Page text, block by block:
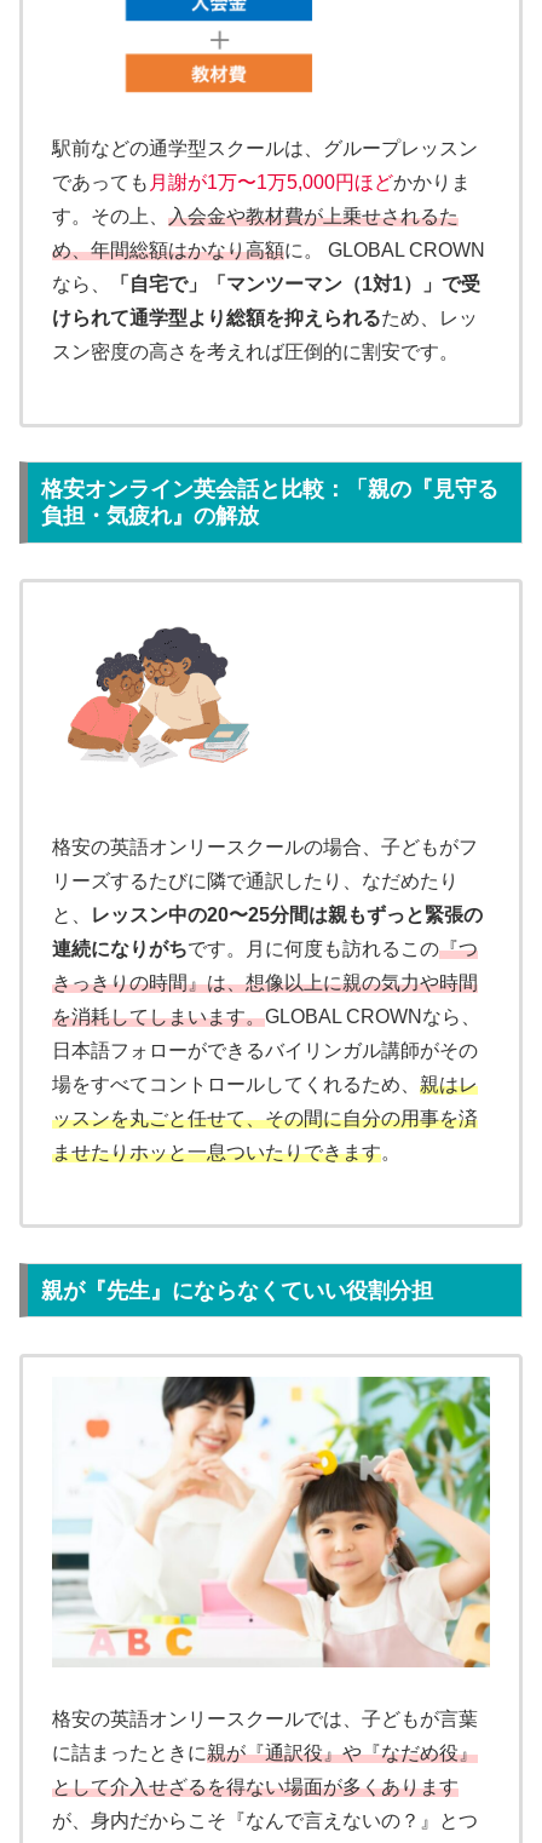
駅前などの通学型スクールは、グループレッスン
であっても 月謝が1万〜1万5,000円ほどかかりま
す。その上、 入会金や教材費が上乗せされるた
め、年間総額はかなり高額に。 GLOBAL CROWN
なら、
「自宅で」「マンツーマン（1対1）」で受
けられて通学型より総額を抑えられるため、レッ
スン密度の高さを考えれば圧倒的に割安です。
格安オンライン英会話と比較：「親の『見守る
負担・気疲れ』の解放
格安の英語オンリースクールの場合、子どもがフ
リーズするたびに隣で通訳したり、なだめたり
と、
レッスン中の20〜25分間は親もずっと緊張の
連続になりがちです。月に何度も訪れるこの『つ
きっきりの時間』は、想像以上に親の気力や時間
を消耗してしまいます。GLOBAL CROWNなら、
日本語フォローができるバイリンガル講師がその
場をすべてコントロールしてくれるため、 親はレ
ッスンを丸ごと任せて、その間に自分の用事を済
ませたりホッと一息ついたりできます。
親が『先生』にならなくていい役割分担
格安の英語オンリースクールでは、子どもが言葉
に詰まったときに親が『通訳役』や『なだめ役』
として介入せざるを得ない場面が多くあります
が、身内だからこそ『なんで言えないの？』とつ